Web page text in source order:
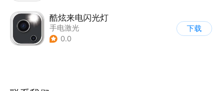
酷炫来电闪光灯
手电激光
0.0
下载